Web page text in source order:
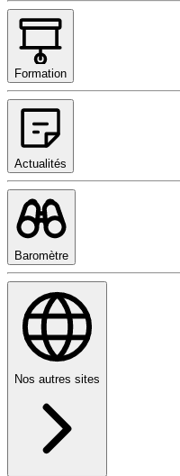
Formation
Actualités
Baromètre
Nos autres sites